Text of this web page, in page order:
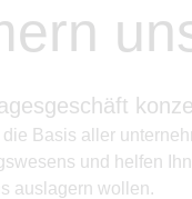
Basis aller
und helfen
auslagern wollen.